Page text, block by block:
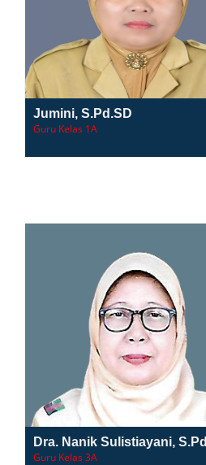
Jumini, S.Pd.SD
Guru Kelas 1A
Dra. Nanik Sulistiayani, S.Pd
Guru Kelas 3A